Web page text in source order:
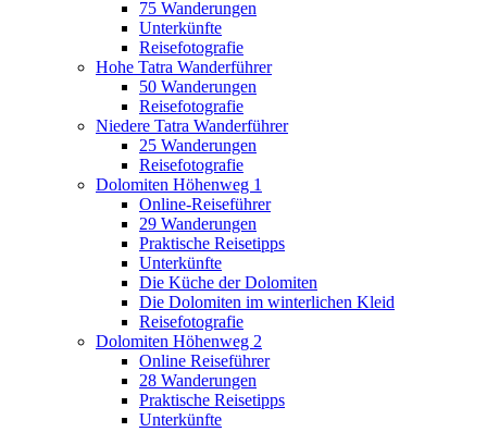
75 Wanderungen
Unterkünfte
Reisefotografie
Hohe Tatra Wanderführer
50 Wanderungen
Reisefotografie
Niedere Tatra Wanderführer
25 Wanderungen
Reisefotografie
Dolomiten Höhenweg 1
Online-Reiseführer
29 Wanderungen
Praktische Reisetipps
Unterkünfte
Die Küche der Dolomiten
Die Dolomiten im winterlichen Kleid
Reisefotografie
Dolomiten Höhenweg 2
Online Reiseführer
28 Wanderungen
Praktische Reisetipps
Unterkünfte